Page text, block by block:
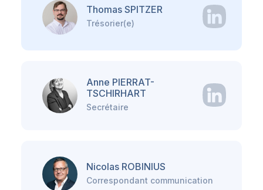
Thomas SPITZER
Trésorier(e)
Anne PIERRAT-
TSCHIRHART
Secrétaire
Nicolas ROBINIUS
Correspondant communication